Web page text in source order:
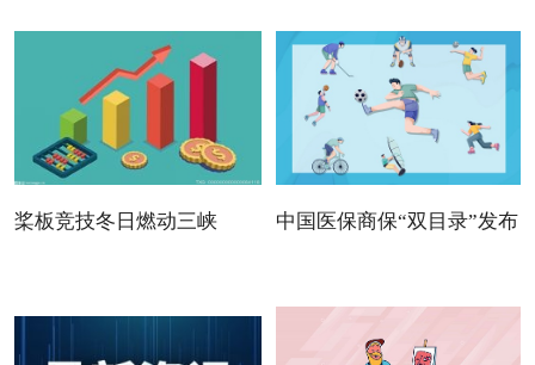
桨板竞技冬日燃动三峡 中国医保商保“双目录”发布